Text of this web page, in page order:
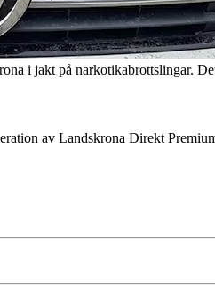
i jakt på narkotikabrottslingar.
av Landskrona Direkt